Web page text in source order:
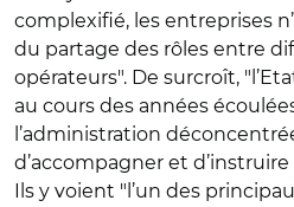
complexifié, les entreprises
du partage des rôles entre
opérateurs". De surcroît,
au cours des années
l’administration
d’accompagner et
Ils y voient "l’un des